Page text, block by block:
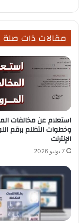
مقالات ذات صلة
استعلام عن مخالفات
وخطوات التظلم برقم
الإنترنت
7 يونيو 2026